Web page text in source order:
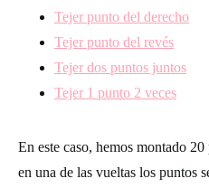
Tejer punto del derecho
Tejer punto del revés
Tejer dos puntos juntos
Tejer 1 punto 2 veces
En este caso, hemos montado
en una de las vueltas los puntos